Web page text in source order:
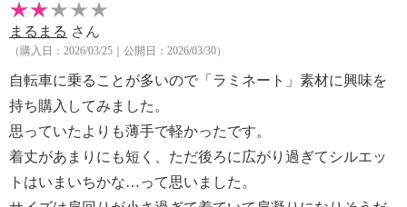
【原産国（地）】
・中国製
まるまる さん
（購入日：2026/03/25｜公開日：2026/03/30）
自転車に乗ることが多いので「ラミネート」素材に興味を
持ち購入してみました。
思っていたよりも薄手で軽かったです。
着丈があまりにも短く、ただ後ろに広がり過ぎてシルエッ
トはいまいちかな…って思いました。